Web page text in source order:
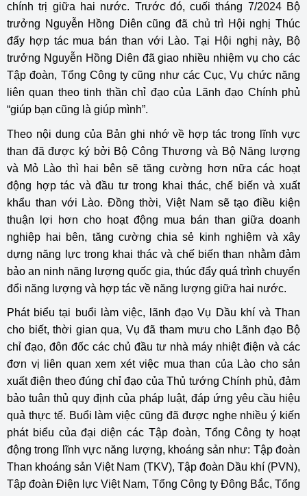
chính trị giữa hai nước. Trước đó, cuối tháng 7/2024 Bộ
trưởng Nguyễn Hồng Diên cũng đã chủ trì Hội nghị Thúc
đẩy hợp tác mua bán than với Lào. Tại Hội nghị này, Bộ
trưởng Nguyễn Hồng Diên đã giao nhiều nhiệm vụ cho các
Tập đoàn, Tổng Công ty cũng như các Cục, Vụ chức năng
liên quan theo tinh thần chỉ đạo của Lãnh đạo Chính phủ
“giúp bạn cũng là giúp mình”.
Theo nội dung của Bản ghi nhớ về hợp tác trong lĩnh vực
than đã được ký bởi Bộ Công Thương và Bộ Năng lượng
và Mỏ Lào thì hai bên sẽ tăng cường hơn nữa các hoạt
động hợp tác và đầu tư trong khai thác, chế biến và xuất
khẩu than với Lào. Đồng thời, Việt Nam sẽ tạo điều kiện
thuận lợi hơn cho hoạt động mua bán than giữa doanh
nghiệp hai bên, tăng cường chia sẻ kinh nghiệm và xây
dựng năng lực trong khai thác và chế biến than nhằm đảm
bảo an ninh năng lượng quốc gia, thúc đẩy quá trình chuyển
đổi năng lượng và hợp tác về năng lượng giữa hai nước.
Phát biểu tại buổi làm việc, lãnh đạo Vụ Dầu khí và Than
cho biết, thời gian qua, Vụ đã tham mưu cho Lãnh đạo Bộ
chỉ đạo, đôn đốc các chủ đầu tư nhà máy nhiệt điện và các
đơn vị liên quan xem xét việc mua than của Lào cho sản
xuất điện theo đúng chỉ đạo của Thủ tướng Chính phủ, đảm
bảo tuân thủ quy định của pháp luật, đáp ứng yêu cầu hiệu
quả thực tế. Buổi làm việc cũng đã được nghe nhiều ý kiến
phát biểu của đại diện các Tập đoàn, Tổng Công ty hoạt
động trong lĩnh vực năng lượng, khoáng sản như: Tập đoàn
Than khoáng sản Việt Nam (TKV), Tập đoàn Dầu khí (PVN),
Tập đoàn Điện lực Việt Nam, Tổng Công ty Đông Bắc, Tổng